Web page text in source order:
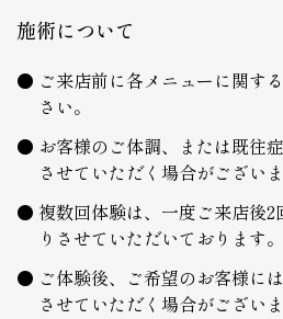
施術について
ご来店前に各メニューに関す
さい。
お客様のご体調、または既往
させていただく場合がございま
複数回体験は、一度ご来店後
りさせていただいております。
ご体験後、ご希望のお客様に
させていただく場合がございま